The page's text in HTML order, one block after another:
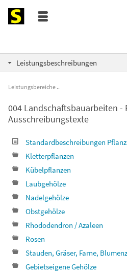
Leistungsbeschreibungen
Leistungsbereiche
004 Landschaftsbauarbeiten -
Ausschreibungstexte
Standardbeschreibungen
Kletterpflanzen
Kübelpflanzen
Laubgehölze
Nadelgehölze
Obstgehölze
Rhododendron / Azaleen
Rosen
Stauden, Gräser, Farne,
Gebietseigene Gehölze